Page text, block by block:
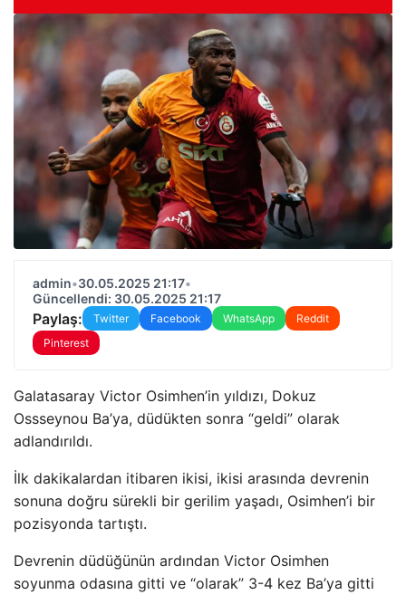
admin•30.05.2025 21:17•
Güncellendi: 30.05.2025 21:17
Paylaş: Twitter Facebook WhatsApp
Reddit
Pinterest
Galatasaray Victor Osimhen’in yıldızı, Dokuz
Ossseynou Ba’ya, düdükten sonra “geldi” olarak
adlandırıldı.
İlk dakikalardan itibaren ikisi, ikisi arasında devrenin
sonuna doğru sürekli bir gerilim yaşadı, Osimhen’i bir
pozisyonda tartıştı.
Devrenin düdüğünün ardından Victor Osimhen
soyunma odasına gitti ve “olarak” 3-4 kez Ba’ya gitti